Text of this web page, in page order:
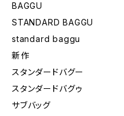
BAGGU
STANDARD BAGGU
standard baggu
新作
スタンダードバグー
スタンダードバグゥ
サブバッグ